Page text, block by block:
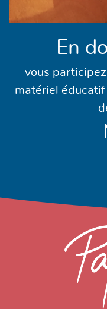
En
vous
matériel